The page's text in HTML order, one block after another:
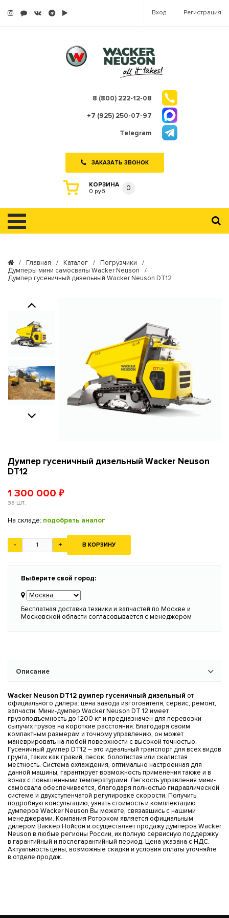
Вход Регистрация
8 (800) 222-12-08
+7 (925) 250-07-97
Telegram
ЗАКАЗАТЬ ЗВОНОК
КОРЗИНА
0 руб.
0
/ Главная / Каталог / Погрузчики
/
Думперы мини самосвалы Wacker Neuson
/
Думпер гусеничный дизельный Wacker Neuson DT12
Previous
Думпер гусеничный дизельный Wacker Neuson
DT12
1 300 000 ₽
за шт.
На складе: подобрать аналог
- + В КОРЗИНУ
Выберите свой город:
Бесплатная доставка техники и запчастей по Москве и
Московской области согласовывается с менеджером
Описание
Wacker Neuson DT12 думпер гусеничный дизельный от
официального дилера: цена завода изготовителя, сервис, ремонт,
запчасти. Мини-думпер Wacker Neuson DT 12 имеет
грузоподъемность до 1200 кг и предназначен для перевозки
сыпучих грузов на короткие расстояния. Благодаря своим
компактным размерам и точному управлению, он может
маневрировать на любой поверхности с высокой точностью.
Гусеничный думпер DT12 – это идеальный транспорт для всех видов
грунта, таких как гравий, песок, болотистая или скалистая
местность. Система охлаждения, оптимально настроенная для
данной машины, гарантирует возможность применения также и в
зонах с повышенными температурами. Легкость управления мини-
самосвала обеспечивается, благодаря полностью гидравлической
системе и двухступенчатой регулировке скорости. Получить
подробную консультацию, узнать стоимость и комплектацию
думперов Wacker Neuson Вы можете, связавшись с нашими
менеджерами. Компания Роторком является официальным
дилером Ваккер Нойсон и осуществляет продажу думперов Wacker
Neuson в любые регионы России, их полную сервисную поддержку
в гарантийный и послегарантийный период. Цена указана с НДС.
Актуальность цены, возможные скидки и условия оплаты уточняйте
в отделе продаж.